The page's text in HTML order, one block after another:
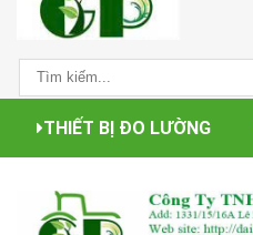
THIẾT BỊ ĐO LƯỜNG